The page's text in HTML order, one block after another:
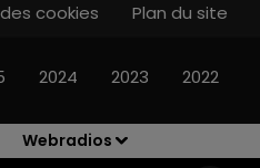
Webradios
cookies Plan du site
2024 2023 2022